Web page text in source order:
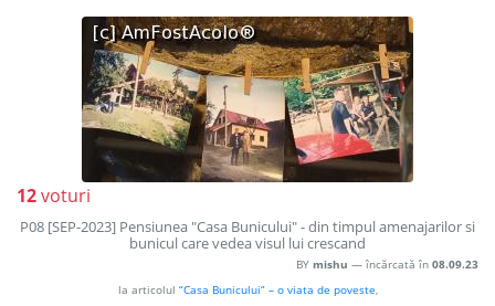
12voturi
P08 [SEP-2023] Pensiunea "Casa Bunicului" - din timpul amenajarilor si
bunicul care vedea visul lui crescand
BY mishu — încărcată în 08.09.23
la articolul “Casa Bunicului” – o viata de poveste,